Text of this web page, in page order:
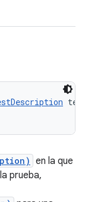
en la que
prueba,